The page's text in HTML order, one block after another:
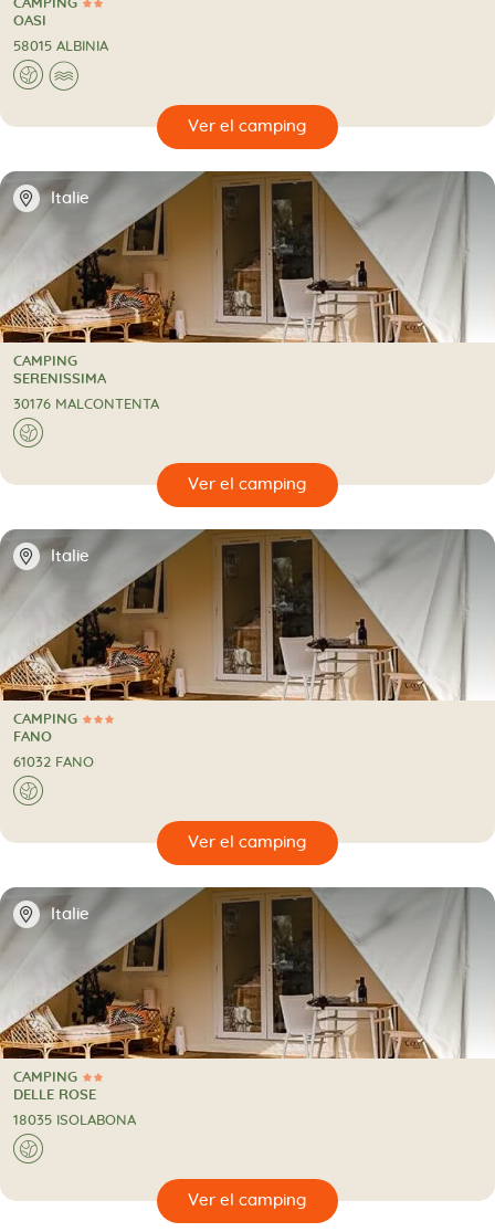
2 Estrellas
CAMPING
CAMPING
OASI
58015 ALBINIA
🌍🌊
🔍
📍 Italie
CAMPING
CAMPING
SERENISSIMA
30176 MALCONTENTA
🌍
🔍
📍 Italie
3 Estrellas
CAMPING
CAMPING
FANO
61032 FANO
🌍
🔍
📍 Italie
2 Estrellas
CAMPING
CAMPING
DELLE ROSE
18035 ISOLABONA
🌍
🔍